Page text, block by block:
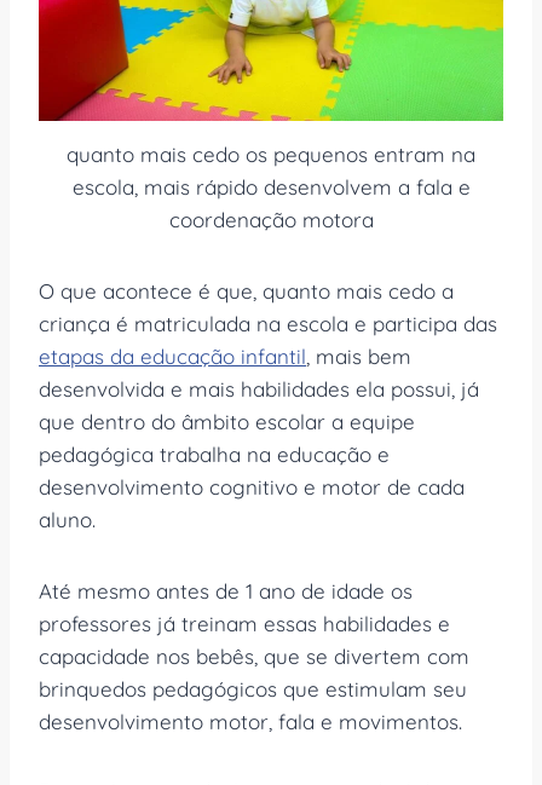
quanto mais cedo os pequenos entram na
escola, mais rápido desenvolvem a fala e
coordenação motora
O que acontece é que, quanto mais cedo a
criança é matriculada na escola e participa das
etapas da educação infantil , mais bem
desenvolvida e mais habilidades ela possui, já
que dentro do âmbito escolar a equipe
pedagógica trabalha na educação e
desenvolvimento cognitivo e motor de cada
aluno.
Até mesmo antes de 1 ano de idade os
professores já treinam essas habilidades e
capacidade nos bebês, que se divertem com
brinquedos pedagógicos que estimulam seu
desenvolvimento motor, fala e movimentos.